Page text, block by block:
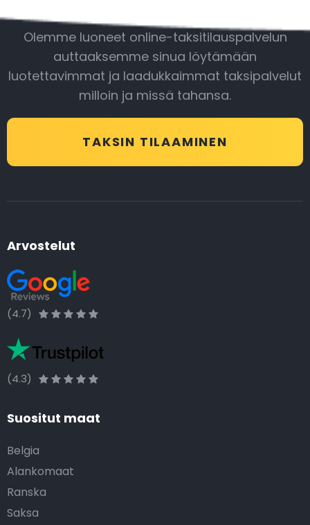
Olemme luoneet online-taksitilauspalvelun
auttaaksemme sinua löytämään
luotettavimmat ja laadukkaimmat taksipalvelut
milloin ja missä tahansa.
TAKSIN TILAAMINEN
Arvostelut
(4.7)
(4.3)
Suositut maat
Belgia
Alankomaat
Ranska
Saksa